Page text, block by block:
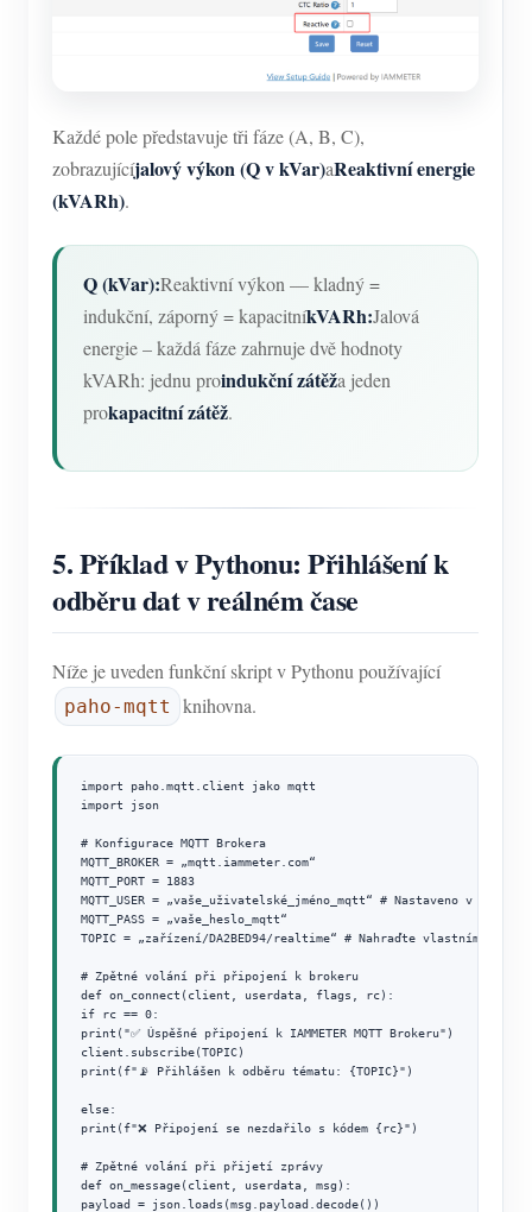
Každé pole představuje tři fáze (A, B, C),
zobrazujícíjalový výkon (Q v kVar)aReaktivní energie
(kVARh).
Q (kVar):Reaktivní výkon — kladný =
indukční, záporný = kapacitníkVARh:Jalová
energie – každá fáze zahrnuje dvě hodnoty
kVARh: jednu proindukční zátěža jeden
prokapacitní zátěž.
5. Příklad v Pythonu: Přihlášení k
odběru dat v reálném čase
Níže je uveden funkční skript v Pythonu používající
paho-mqtt knihovna.
import paho.mqtt.client jako mqtt
import json
# Konfigurace MQTT Brokera
MQTT_BROKER = „mqtt.iammeter.com“
MQTT_PORT = 1883
MQTT_USER = „vaše_uživatelské_jméno_mqtt“ # Nastaveno v
MQTT_PASS = „vaše_heslo_mqtt“
TOPIC = „zařízení/DA2BED94/realtime“ # Nahraďte vlastním
# Zpětné volání při připojení k brokeru
def on_connect(client, userdata, flags, rc):
if rc == 0:
print("✅ Úspěšné připojení k IAMMETER MQTT Brokeru")
client.subscribe(TOPIC)
print(f"📡 Přihlášen k odběru tématu: {TOPIC}")
else:
print(f"❌ Připojení se nezdařilo s kódem {rc}")
# Zpětné volání při přijetí zprávy
def on_message(client, userdata, msg):
payload = json.loads(msg.payload.decode())